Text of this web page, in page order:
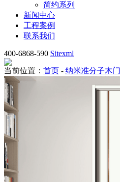
简约系列
新闻中心
工程案例
联系我们
400-6868-590 Sitexml
当前位置： 首页 - 纳米准分子木门